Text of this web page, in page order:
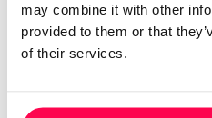
may combine it with other
provided to them or that
of their services.
Conta cliente
Recuperar Password